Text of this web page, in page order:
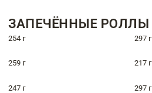
ЗАПЕЧЁННЫЕ РОЛЛЫ
254 г 297 г
259 г 217 г
247 г 297 г